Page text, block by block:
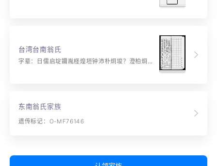
台湾台南翁氏
字辈：日儒启埞鑈胤柽煌垣钟沛朴炯埈？澄柏烱坤绿溢桢烽垲锦清梅炳？钊泽梓炀圻鍼江棣灼堞镜渭村烘
东南翁氏家族
遗传标记：O-MF76146